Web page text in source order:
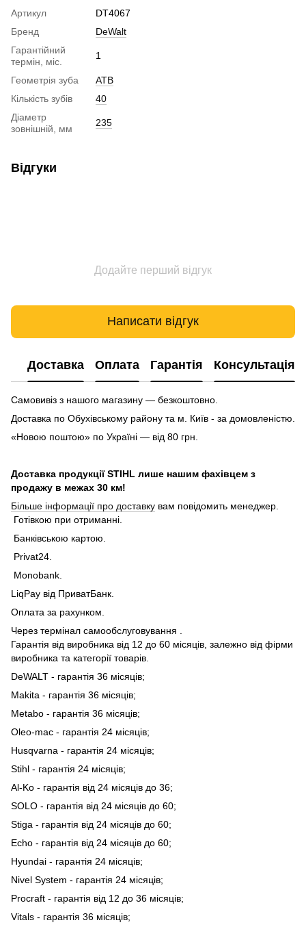
Артикул
DT4067
Бренд
DeWalt
Гарантійний
термін, міс.
1
Геометрія зуба
ATB
Кількість зубів
40
Діаметр
зовнішній, мм
235
Відгуки
Додайте перший відгук
Написати відгук
Доставка Оплата Гарантія Консультація
Самовивіз з нашого магазину — безкоштовно.
Доставка по Обухівському району та м. Київ - за домовленістю.
«Новою поштою» по Україні — від 80 грн.
Доставка продукції STIHL лише нашим фахівцем з
продажу в межах 30 км!
Більше інформації про доставку вам повідомить менеджер.
Готівкою при отриманні.
Банківською картою.
Privat24.
Monobank.
LiqPay від ПриватБанк.
Оплата за рахунком.
Через термінал самообслуговування .
Гарантія від виробника від 12 до 60 місяців, залежно від фірми
виробника та категорії товарів.
DeWALT - гарантія 36 місяців;
Makita - гарантія 36 місяців;
Metabo - гарантія 36 місяців;
Oleo-mac - гарантія 24 місяців;
Husqvarna - гарантія 24 місяців;
Stihl - гарантія 24 місяців;
Al-Ko - гарантія від 24 місяців до 36;
SOLO - гарантія від 24 місяців до 60;
Stiga - гарантія від 24 місяців до 60;
Echo - гарантія від 24 місяців до 60;
Hyundai - гарантія 24 місяців;
Nivel System - гарантія 24 місяців;
Procraft - гарантія від 12 до 36 місяців;
Vitals - гарантія 36 місяців;